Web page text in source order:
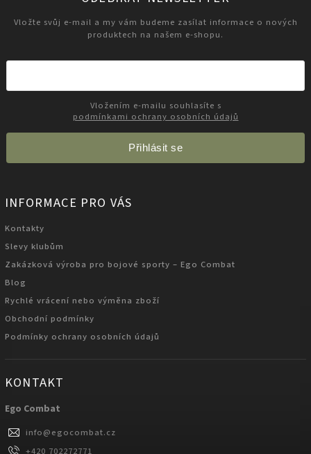
Vložte svůj e-mail a my vám budeme zasílat informace o nových
produktech na našem e-shopu.
podmínkami ochrany osobních údajů
Přihlásit se
INFORMACE PRO VÁS
Kontakty
Slevy klubům
Zakázková výroba pro bojové sporty – Ego Combat
Blog
Rychlé vrácení nebo výměna zboží
Obchodní podmínky
Podmínky ochrany osobních údajů
KONTAKT
Ego Combat
info@egocombat.cz
+420 702272771